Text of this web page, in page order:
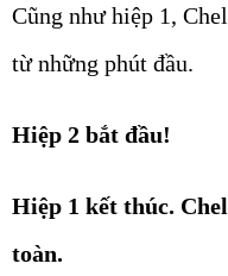
Cũng như hiệp 1,
từ những phút đầu.
Hiệp 2 bắt đầu!
Hiệp 1 kết thúc.
toàn.